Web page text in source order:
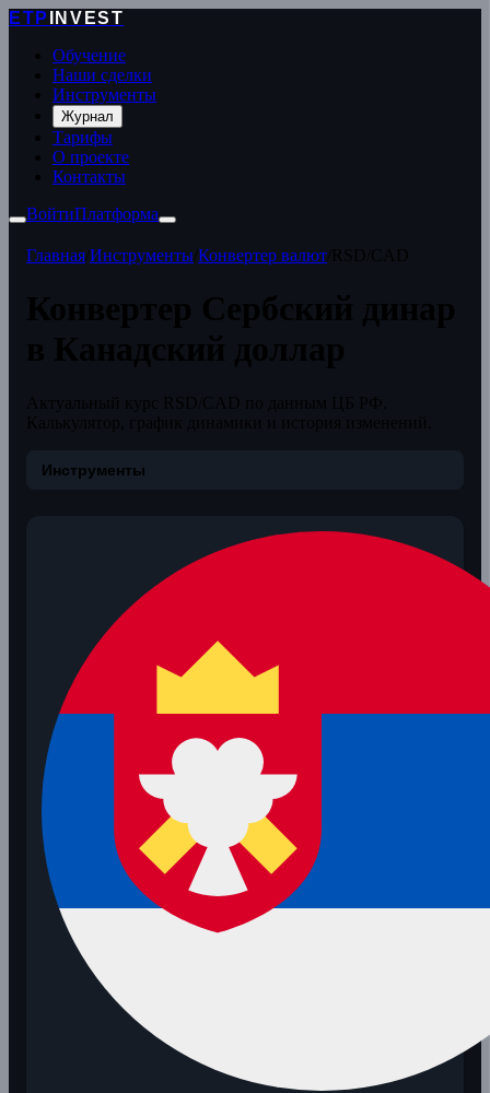
ETP
INVEST
Обучение
Наши сделки
Инструменты
Журнал
Тарифы
О проекте
Контакты
ВойтиПлатформа
Главная Инструменты Конвертер валют
Инструменты